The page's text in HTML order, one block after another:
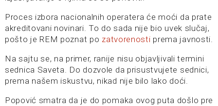
Proces izbora nacionalnih operatera će moći da prate
akreditovani novinari. To do sada nije bio uvek slučaj,
pošto je REM poznat po zatvorenosti prema javnosti.
Na sajtu se, na primer, ranije nisu objavljivali termini
sednica Saveta. Do dozvole da prisustvujete sednici,
prema našem iskustvu, nikad nije bilo lako doći.
Popović smatra da je do pomaka ovog puta došlo pre